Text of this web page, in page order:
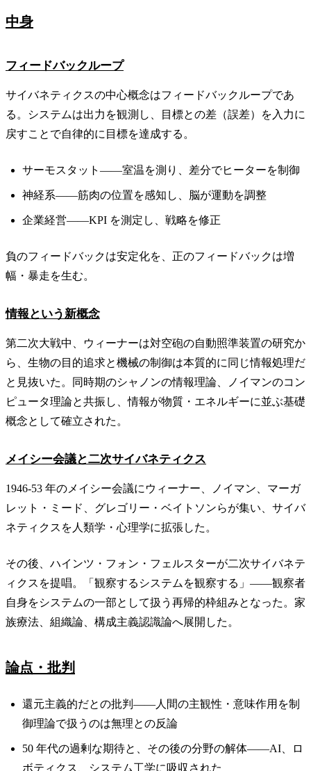
中身
フィードバックループ
サイバネティクスの中心概念はフィードバックループであ
る。システムは出力を観測し、目標との差（誤差）を入力に
戻すことで自律的に目標を達成する。
サーモスタット——室温を測り、差分でヒーターを制御
神経系——筋肉の位置を感知し、脳が運動を調整
企業経営——KPI を測定し、戦略を修正
負のフィードバックは安定化を、正のフィードバックは増
幅・暴走を生む。
情報という新概念
第二次大戦中、ウィーナーは対空砲の自動照準装置の研究か
ら、生物の目的追求と機械の制御は本質的に同じ情報処理だ
と見抜いた。同時期のシャノンの情報理論、ノイマンのコン
ピュータ理論と共振し、情報が物質・エネルギーに並ぶ基礎
概念として確立された。
メイシー会議と二次サイバネティクス
1946-53 年のメイシー会議にウィーナー、ノイマン、マーガ
レット・ミード、グレゴリー・ベイトソンらが集い、サイバ
ネティクスを人類学・心理学に拡張した。
その後、ハインツ・フォン・フェルスターが二次サイバネテ
ィクスを提唱。「観察するシステムを観察する」——観察者
自身をシステムの一部として扱う再帰的枠組みとなった。家
族療法、組織論、構成主義認識論へ展開した。
論点・批判
還元主義的だとの批判——人間の主観性・意味作用を制
御理論で扱うのは無理との反論
50 年代の過剰な期待と、その後の分野の解体——AI、ロ
ボティクス、システム工学に吸収された